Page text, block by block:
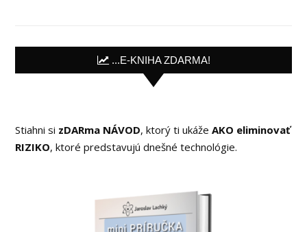
...E-KNIHA ZDARMA!
Stiahni si zDARma NÁVOD, ktorý ti ukážeAKO eliminovať
RIZIKO, ktoré predstavujú dnešné technológie.